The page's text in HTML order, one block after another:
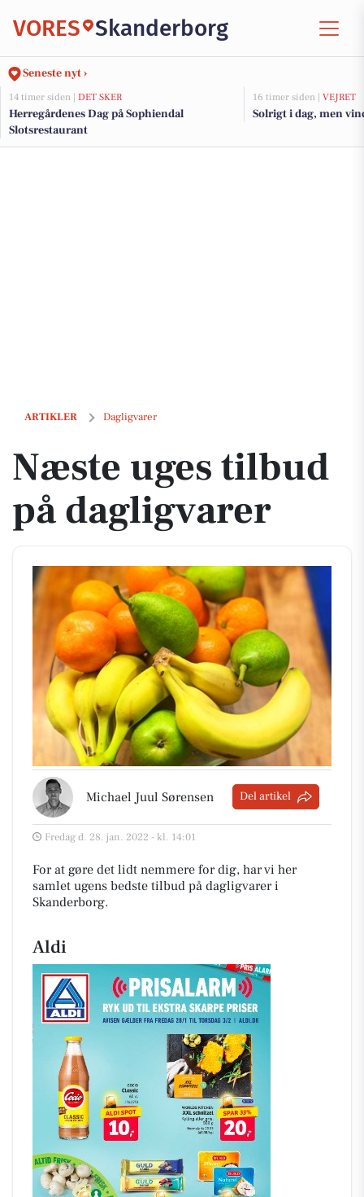
VORES Skanderborg
Seneste nyt ›
14 timer siden | DET SKER
Herregårdenes Dag på Sophiendal
Slotsrestaurant
16 timer siden | VEJRET
Solrigt i dag, men
ARTIKLER Dagligvarer
Næste uges tilbud på dagligvarer
Næste uges tilbud
på dagligvarer
Michael Juul Sørensen Del artikel
Fredag d. 28. jan. 2022 - kl. 14:01
For at gøre det lidt nemmere for dig, har vi her
samlet ugens bedste tilbud på dagligvarer i
Skanderborg.
Aldi